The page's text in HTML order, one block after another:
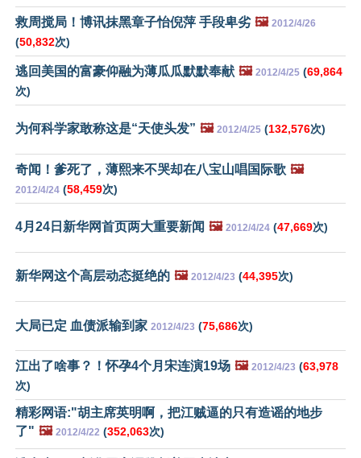
救周搅局！博讯抹黑章子怡倪萍 手段卑劣 🖼️ 2012/4/26
(50,832次)
逃回美国的富豪仰融为薄瓜瓜默默奉献 🖼️ 2012/4/25 (69,864
次)
为何科学家敢称这是“天使头发” 🖼️ 2012/4/25 (132,576次)
奇闻！爹死了，薄熙来不哭却在八宝山唱国际歌 🖼️
2012/4/24 (58,459次)
4月24日新华网首页两大重要新闻 🖼️ 2012/4/24 (47,669次)
新华网这个高层动态挺绝的 🖼️ 2012/4/23 (44,395次)
大局已定 血债派输到家 2012/4/23 (75,686次)
江出了啥事？！怀孕4个月宋连演19场 🖼️ 2012/4/23 (63,978
次)
精彩网语:"胡主席英明啊，把江贼逼的只有造谣的地步
了" 🖼️ 2012/4/22 (352,063次)